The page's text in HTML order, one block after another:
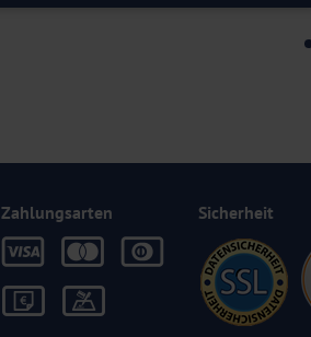
Zahlungsarten Sicherheit